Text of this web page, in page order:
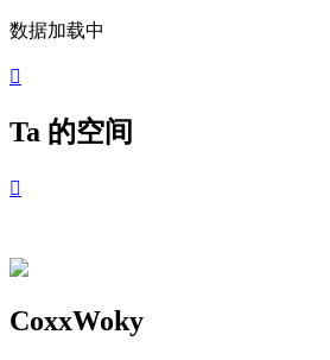
数据加载中

Ta 的空间

CoxxWoky